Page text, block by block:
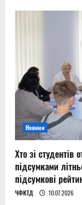
Новини
Хто зі студентів
підсумками
підсумкові
ЧФКТД 10.07.2026